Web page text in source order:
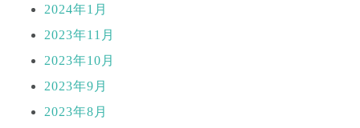
2024年1月
2023年11月
2023年10月
2023年9月
2023年8月